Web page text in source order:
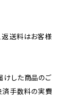
返送料はお客様
けした商品のご
済手数料の実費